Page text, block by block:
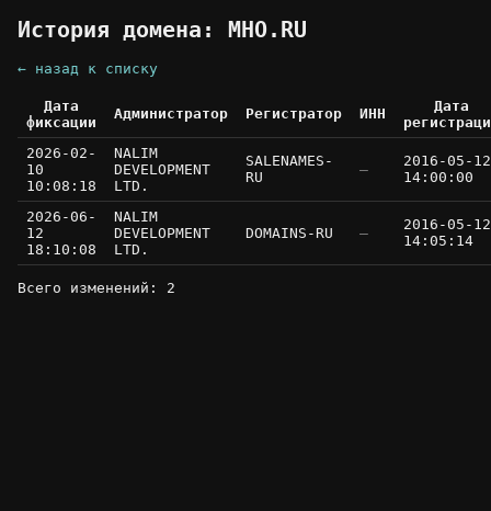
История домена: MHO.RU
← назад к списку
Дата
фиксации
Администратор Регистратор ИНН
Дата
2026-02-
10
10:08:18
NALIM
DEVELOPMENT
LTD.
SALENAMES-
RU
—
2016-05-12
14:00:00
2026-06-
12
18:10:08
NALIM
DEVELOPMENT
LTD.
DOMAINS-RU —
2016-05-12
14:05:14
Всего изменений: 2